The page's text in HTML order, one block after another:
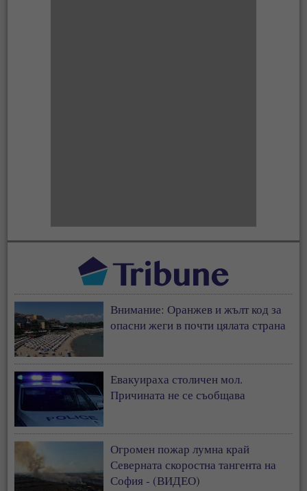
Внимание: Оранжев и жълт код за
опасни жеги в почти цялата страна
Евакуираха столичен мол.
Причината не се съобщава
Огромен пожар лумна край
Северната скоростна тангента на
София - (ВИДЕО)